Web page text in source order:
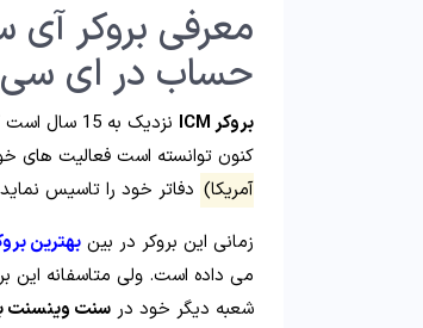
معرفی بروکر آی
حساب در ای سی
بروکر ICM نزدیک به 15 سال است که فعالیت خود را در
کنون توانسته است فعالیت های
آمریکا) دفاتر خود را تاسیس
زمانی این بروکر در بین بهترین
می داده است. ولی متاسفانه این
شعبه دیگر خود در سنت وینسنت